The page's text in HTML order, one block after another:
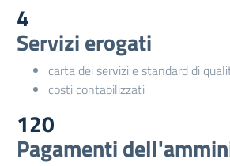
4
Servizi erogati
carta dei servizi e standard di
costi contabilizzati
120
Pagamenti